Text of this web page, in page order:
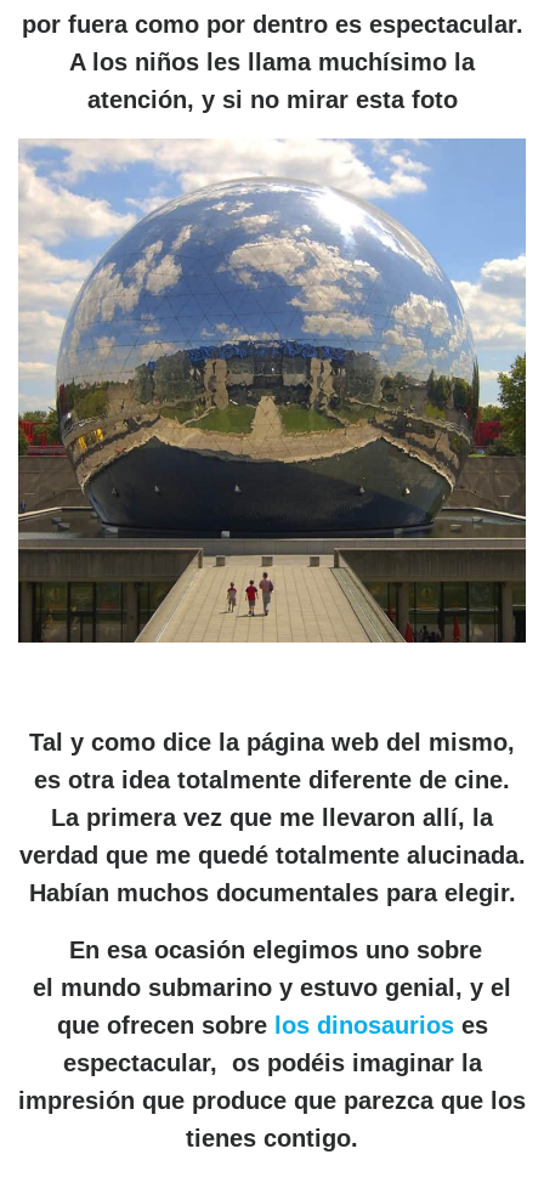
por fuera como por dentro es espectacular.
A los niños les llama muchísimo la
atención, y si no mirar esta foto
Tal y como dice la página web del mismo,
es otra idea totalmente diferente de cine.
La primera vez que me llevaron allí, la
verdad que me quedé totalmente alucinada.
Habían muchos documentales para elegir.
En esa ocasión elegimos uno sobre
el mundo submarino y estuvo genial, y el
que ofrecen sobre los dinosaurioses
espectacular, os podéis imaginar la
impresión que produce que parezca que los
tienes contigo.